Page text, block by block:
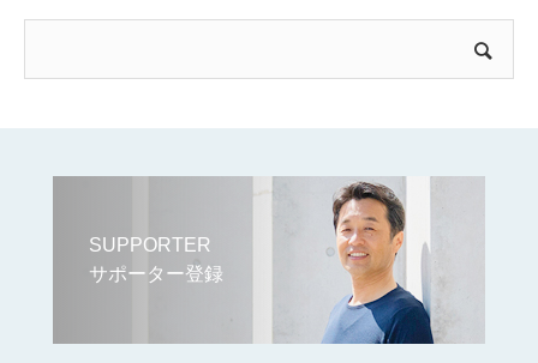
SUPPORTER
サポーター登録